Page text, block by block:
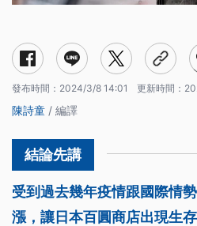
發布時間： 2024/3/8 14:01 更新時間：
陳詩童 / 編譯
受到過去幾年疫情跟國際情
漲，讓日本百圓商店出現生